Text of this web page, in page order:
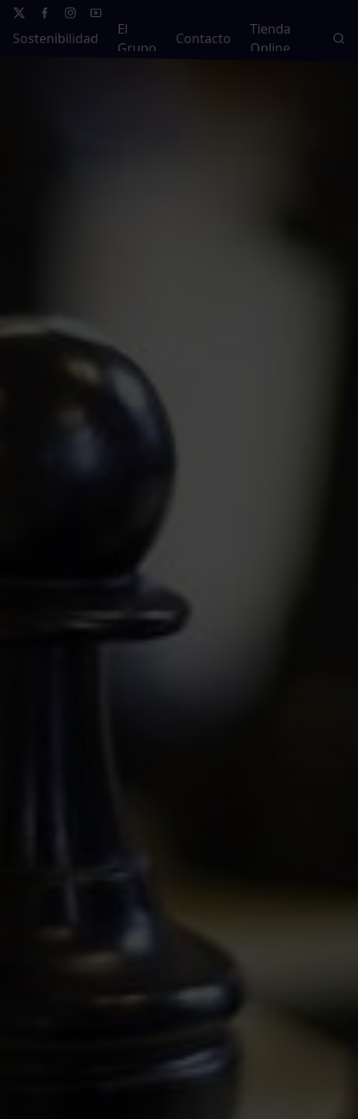
Sostenibilidad
El
Grupo
Contacto
Tienda
Online